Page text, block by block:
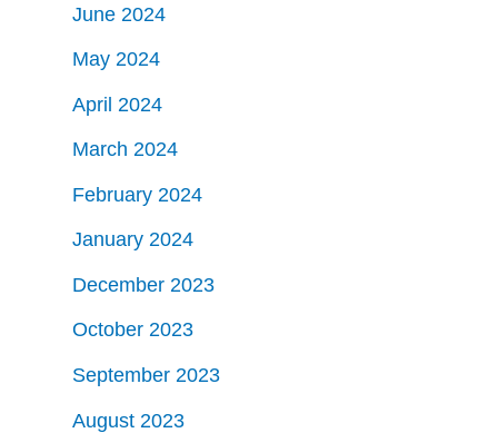
June 2024
May 2024
April 2024
March 2024
February 2024
January 2024
December 2023
October 2023
September 2023
August 2023